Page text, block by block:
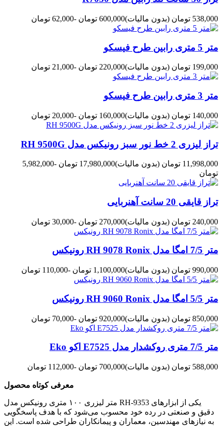
538,000 تومان (بدون مالیات)600,000 تومان -62,000 تومان
متر 5 متری رابین طرح فیسکو
199,000 تومان (بدون مالیات)220,000 تومان -21,000 تومان
متر 3 متری رابین طرح فیسکو
140,000 تومان (بدون مالیات)160,000 تومان -20,000 تومان
تراز لیزری 2 خط نور سبز رونیکس مدل RH 9500G
11,998,000 تومان (بدون مالیات)17,980,000 تومان
-5,982,000
تومان
تراز قایقی 20 سانت آهنربایی
240,000 تومان (بدون مالیات)270,000 تومان -30,000 تومان
متر 7/5 امگا مدل RH 9078 Ronix رونیکس
990,000 تومان (بدون مالیات)1,100,000 تومان -110,000 تومان
متر 5/5 امگا مدل RH 9060 Ronix رونیکس
850,000 تومان (بدون مالیات)920,000 تومان -70,000 تومان
متر 7/5 متری روکشدار مدل E7525 اکو Eko
588,000 تومان (بدون مالیات)700,000 تومان -112,000 تومان
معرفی کوتاه محصول
متر لیزری ۱۰۰ متری رونیکس مدل RH-9353 یکی از ابزارهای
دقیق و صنعتی در رده خود محسوب می‌شود که با هدف پاسخگویی
به نیازهای مهندسین، معماران و پیمانکاران طراحی شده است. این